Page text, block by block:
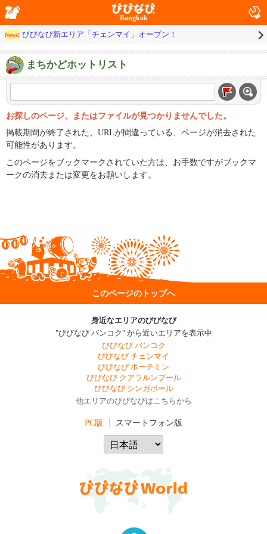
Bangkok
News! びびなび新エリア「チェンマイ」オープン！
まちかどホットリスト
お探しのページ、またはファイルが見つかりませんでした。
掲載期間が終了された、URLが間違っている、ページが消去された
可能性があります。
このページをブックマークされていた方は、お手数ですがブックマ
ークの消去または変更をお願いします。
このページのトップへ
身近なエリアのびびなび
"びびなび バンコク" から近いエリアを表示中
びびなび バンコク
びびなび チェンマイ
びびなび ホーチミン
びびなび クアラルンプール
びびなび シンガポール
他エリアのびびなびはこちらから
PC版 スマートフォン版